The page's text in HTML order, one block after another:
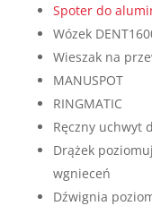
Spoter do
Wózek
Wieszak na
MANUSPOT
RINGMATIC
Ręczny uchwyt
Drążek
wgnieceń
Dźwignia